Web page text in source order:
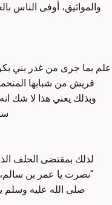
والمواثيق، أوفى الناس
علم بما جرى من غدر بني
قريش من شبابها
وبذلك يعني هذا لا شك
لذلك بمقتضى الحلف
"نصرت يا عمر بن سالم،
صلى الله عليه وسلم